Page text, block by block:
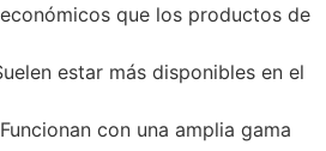
que los productos de
estar más disponibles en el
con una amplia gama